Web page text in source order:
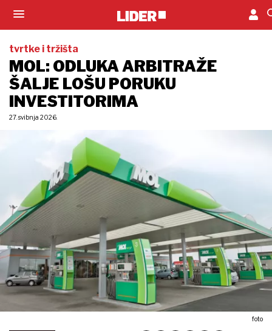
tvrtke i tržišta
MOL: ODLUKA ARBITRAŽE
ŠALJE LOŠU PORUKU
INVESTITORIMA
27. svibnja 2026.
foto